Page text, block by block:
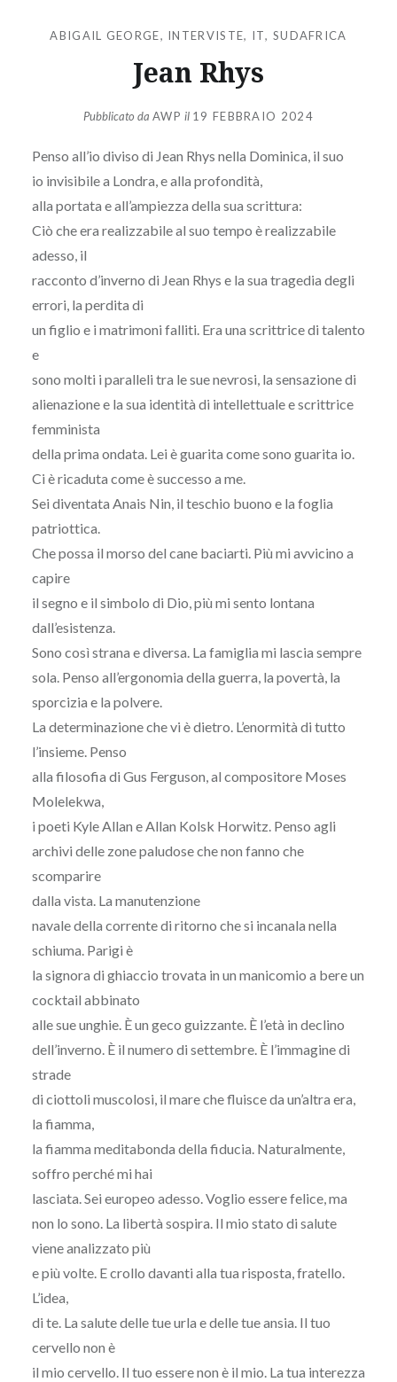
ABIGAIL GEORGE, INTERVISTE, IT, SUDAFRICA
Jean Rhys
Pubblicato daAWP il 19 FEBBRAIO 2024
Penso all’io diviso di Jean Rhys nella Dominica, il suo
io invisibile a Londra, e alla profondità,
alla portata e all’ampiezza della sua scrittura:
Ciò che era realizzabile al suo tempo è realizzabile
adesso, il
racconto d’inverno di Jean Rhys e la sua tragedia degli
errori, la perdita di
un figlio e i matrimoni falliti. Era una scrittrice di talento
e
sono molti i paralleli tra le sue nevrosi, la sensazione di
alienazione e la sua identità di intellettuale e scrittrice
femminista
della prima ondata. Lei è guarita come sono guarita io.
Ci è ricaduta come è successo a me.
Sei diventata Anais Nin, il teschio buono e la foglia
patriottica.
Che possa il morso del cane baciarti. Più mi avvicino a
capire
il segno e il simbolo di Dio, più mi sento lontana
dall’esistenza.
Sono così strana e diversa. La famiglia mi lascia sempre
sola. Penso all’ergonomia della guerra, la povertà, la
sporcizia e la polvere.
La determinazione che vi è dietro. L’enormità di tutto
l’insieme. Penso
alla filosofia di Gus Ferguson, al compositore Moses
Molelekwa,
i poeti Kyle Allan e Allan Kolsk Horwitz. Penso agli
archivi delle zone paludose che non fanno che
scomparire
dalla vista. La manutenzione
navale della corrente di ritorno che si incanala nella
schiuma. Parigi è
la signora di ghiaccio trovata in un manicomio a bere un
cocktail abbinato
alle sue unghie. È un geco guizzante. È l’età in declino
dell’inverno. È il numero di settembre. È l’immagine di
strade
di ciottoli muscolosi, il mare che fluisce da un’altra era,
la fiamma,
la fiamma meditabonda della fiducia. Naturalmente,
soffro perché mi hai
lasciata. Sei europeo adesso. Voglio essere felice, ma
non lo sono. La libertà sospira. Il mio stato di salute
viene analizzato più
e più volte. E crollo davanti alla tua risposta, fratello.
L’idea,
di te. La salute delle tue urla e delle tue ansia. Il tuo
cervello non è
il mio cervello. Il tuo essere non è il mio. La tua interezza